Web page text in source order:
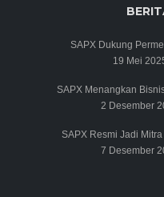
SAPX Dukung
19 Mei
SAPX Menangkan
2 Desember
SAPX Resmi Jadi
7 Desember